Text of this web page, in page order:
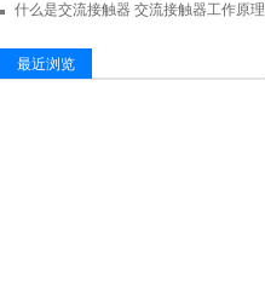
什么是交流接触器 交流接触器工作原理
最近浏览